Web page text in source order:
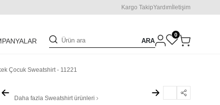
Kargo TakipYardım İletişim
ARA
0
Çocuk Sweatshirt - 11221
Daha fazla Sweatshirtürünleri